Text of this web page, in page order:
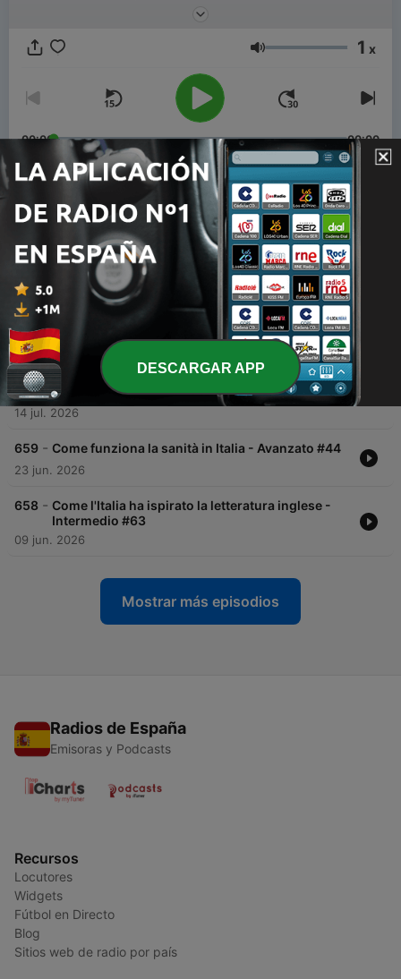
– monologhi e conversazioni in italiano
– contenuti interessanti sulla cultura e sulla società italiana
Volumen 1 x
00:00 00:00
Episodios
662 - Com'è fare l'imprenditore? - Principiante #128
06 ago. 2026
661 - Il “Belpaese”, lo “Stivale” e i soprannomi delle
città italiane - Intermedio #64
30 jul. 2026
660 - Il diritto alla morte: l'eutanasia in Italia - Avanzato
#45
14 jul. 2026
659 - Come funziona la sanità in Italia - Avanzato #44
23 jun. 2026
658 - Come l'Italia ha ispirato la letteratura inglese -
Intermedio #63
09 jun. 2026
Mostrar más episodios
Radios de España
Emisoras y Podcasts
Recursos
Locutores
Widgets
Fútbol en Directo
Blog
Sitios web de radio por país
DESCARGAR APP